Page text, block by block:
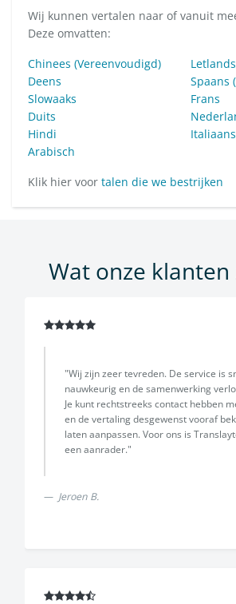
Wij kunnen vertalen naar of vanuit
Deze omvatten:
Chinees (Vereenvoudigd)
Deens
Spaans
Slowaaks
Frans
Duits
Hindi
Italiaans
Arabisch
Klik hier voor talen die we bestrijken
Wat onze klanten
"Wij zijn zeer tevreden. De service is
nauwkeurig en de samenwerking
Je kunt rechtstreeks contact hebben
en de vertaling desgewenst vooraf
laten aanpassen. Voor ons is
een aanrader."
Jeroen B.